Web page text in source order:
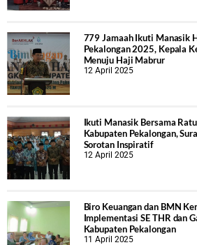
779 Jamaah Ikuti Manasik
Pekalongan 2025, Kepala
Menuju Haji Mabrur
12 April 2025
Ikuti Manasik Bersama
Kabupaten Pekalongan,
Sorotan Inspiratif
12 April 2025
Biro Keuangan dan BMN
Implementasi SE THR dan
Kabupaten Pekalongan
11 April 2025